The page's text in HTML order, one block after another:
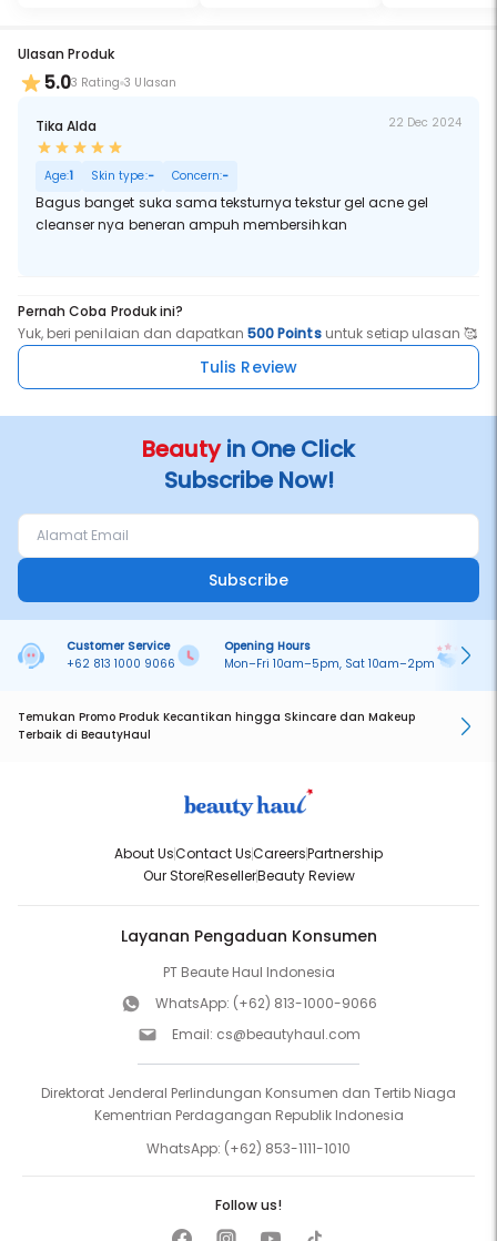
Ulasan Produk
5.03 Rating 3 Ulasan
Tika Alda 22 Dec 2024
Age:1 Skin type:- Concern:-
Bagus banget suka sama teksturnya tekstur gel acne gel
cleanser nya beneran ampuh membersihkan
Pernah Coba Produk ini?
Yuk, beri penilaian dan dapatkan500 Pointsuntuk setiap ulasan 🥰
Tulis Review
Beautyin One Click
Subscribe Now!
Subscribe
Customer Service
+62 813 1000 9066
Opening Hours
Mon–Fri 10am–5pm, Sat 10am–2pm
Temukan Promo Produk Kecantikan hingga Skincare dan Makeup
Terbaik di BeautyHaul
About UsContact UsCareersPartnership
Our StoreResellerBeauty Review
Layanan Pengaduan Konsumen
PT Beaute Haul Indonesia
WhatsApp: (+62) 813-1000-9066
Email: cs@beautyhaul.com
Direktorat Jenderal Perlindungan Konsumen dan Tertib Niaga
Kementrian Perdagangan Republik Indonesia
WhatsApp: (+62) 853-1111-1010
Follow us!